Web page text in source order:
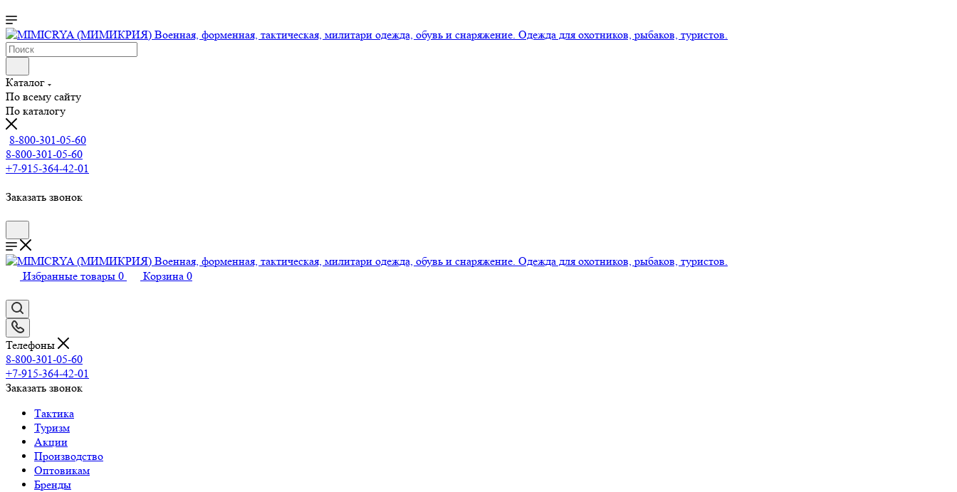
Каталог
По всему сайту
По каталогу
8-800-301-05-60
8-800-301-05-60
+7-915-364-42-01
Заказать звонок
Избранные товары 0 Корзина 0
Телефоны
8-800-301-05-60
+7-915-364-42-01
Заказать звонок
Тактика
Туризм
Акции
Производство
Оптовикам
Бренды